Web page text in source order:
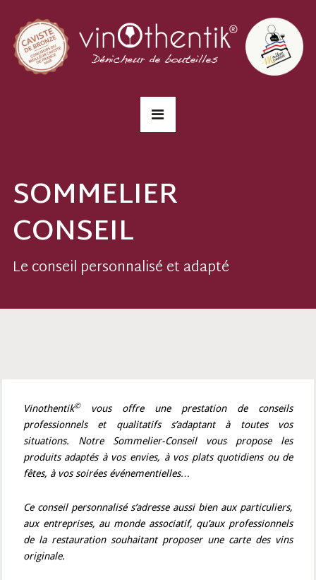
SOMMELIER
CONSEIL
Le conseil personnalisé et adapté
Vinothentik©vous offre une prestation de conseils
professionnels et qualitatifs s’adaptant à toutes vos
situations. Notre Sommelier-Conseil vous propose les
produits adaptés à vos envies, à vos plats quotidiens ou de
fêtes, à vos soirées événementielles…
Ce conseil personnalisé s’adresse aussi bien aux particuliers,
aux entreprises, au monde associatif, qu’aux professionnels
de la restauration souhaitant proposer une carte des vins
originale.